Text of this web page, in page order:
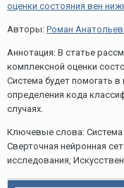
оценки состояния вен
Авторы: Роман
Аннотация: В статье
комплексной оценки
Система будет помогать
определения кода
случаях.
Ключевые слова:
Сверточная нейронная
исследования,